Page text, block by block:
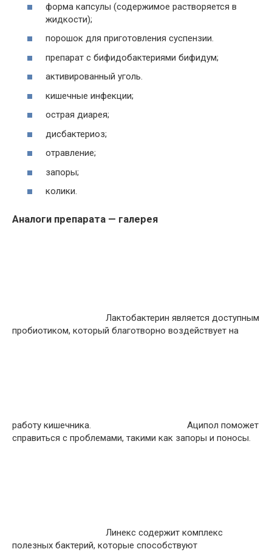
форма капсулы (содержимое растворяется в
жидкости);
порошок для приготовления суспензии.
препарат с бифидобактериями бифидум;
активированный уголь.
кишечные инфекции;
острая диарея;
дисбактериоз;
отравление;
запоры;
колики.
Аналоги препарата — галерея
Лактобактерин является доступным
пробиотиком, который благотворно воздействует на
работу кишечника.
Аципол поможет
справиться с проблемами, такими как запоры и поносы.
Линекс содержит комплекс
полезных бактерий, которые способствуют